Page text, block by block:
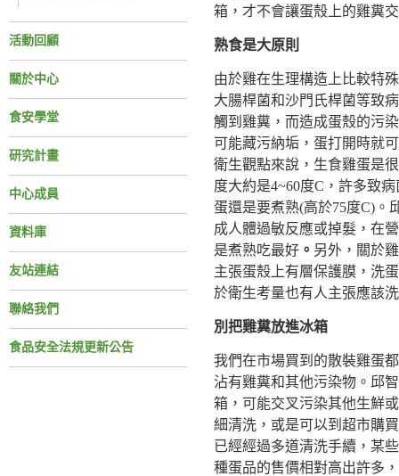
活動回顧
關於中心
食安學堂
研究計畫
中心成員
資料庫
友站連結
聯絡我們
食品安全法規更新公告
箱，才不會讓蛋殼上的雞糞
熟食是大原則
由於雞在生理構造上比較特
大腸桿菌和沙門氏桿菌等致
觸到雞糞，而造成蛋殼的污
可能藏污納垢，蛋打開時就
衛生觀點來說，生食雞蛋是
度大約是4~60度C，許多致
蛋還是要煮熟(高於75度C)。
成人體過敏反應或掉髮，在
是煮熟吃最好 。 另外，關於
主張蛋殼上有層保護膜，洗
於衛生考量也有人主張應該
別把雞糞放進冰箱
我們在市場買到的散裝雞蛋
沾有雞糞和其他污染物。邱
箱，可能交叉污染其他生鮮
細清洗，或是可以到超市購
已經經過多道清洗手續，某
種蛋品的售價相對高出許多